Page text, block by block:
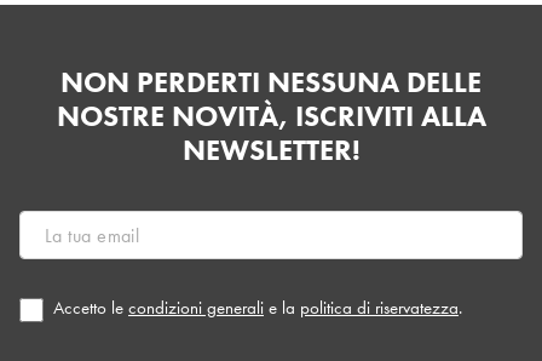
NON PERDERTI NESSUNA DELLE
NOSTRE NOVITÀ, ISCRIVITI ALLA
NEWSLETTER!
Accetto le condizioni generali e la politica di riservatezza.